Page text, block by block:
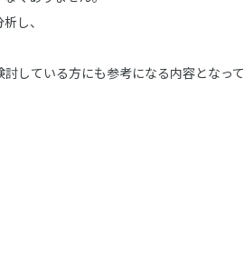
し、
している方にも参考になる内容となって